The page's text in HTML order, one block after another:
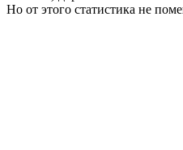
Но от этого статистика не